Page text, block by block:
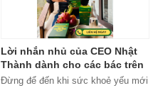
Lời nhắn nhủ của CEO Nhật
Thành dành cho các bác trên
50 tuổi
Đừng để đến khi sức khoẻ yếu mới